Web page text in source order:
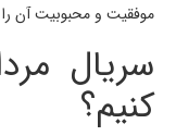
موفقیت و محبوبیت آن
سریال
کنیم؟